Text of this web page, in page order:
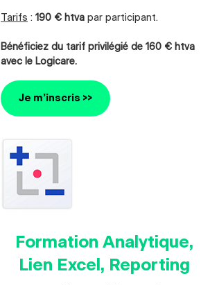
Tarifs : 190 € htva par participant.
Bénéficiez du tarif privilégié de 160 € htva
avec le Logicare.
Je m’inscris >>
Formation Analytique,
Lien Excel, Reporting